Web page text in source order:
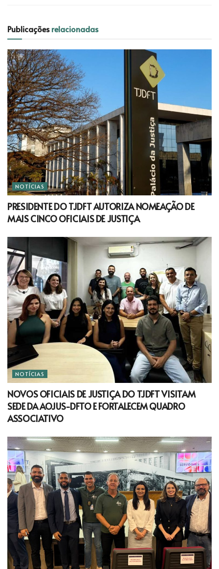
Publicaçõesrelacionadas
NOTÍCIAS
PRESIDENTE DO TJDFT AUTORIZA NOMEAÇÃO DE
MAIS CINCO OFICIAIS DE JUSTIÇA
NOTÍCIAS
NOVOS OFICIAIS DE JUSTIÇA DO TJDFT VISITAM
SEDE DA AOJUS-DFTO E FORTALECEM QUADRO
ASSOCIATIVO